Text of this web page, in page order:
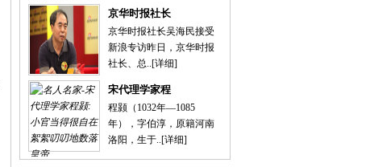
京华时报社长
京华时报社长吴海民接受
新浪专访昨日，京华时报
社长、总..[详细]
宋代理学家程
程颢（1032年—1085
年），字伯淳，原籍河南
洛阳，生于..[详细]